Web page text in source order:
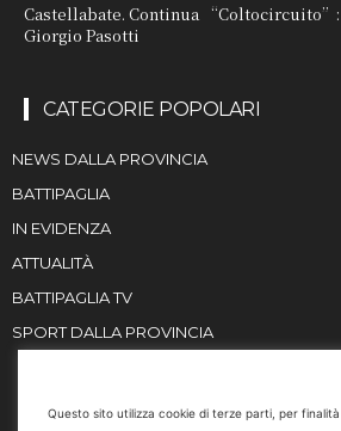
Castellabate. Continua
Giorgio Pasotti
CATEGORIE POPOLARI
NEWS DALLA PROVINCIA
BATTIPAGLIA
IN EVIDENZA
ATTUALITÀ
BATTIPAGLIA TV
SPORT DALLA PROVINCIA
Questo sito utilizza cookie di terze parti, per finalità